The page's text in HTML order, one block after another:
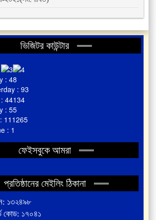
ভিজিটর কাউন্টার
: 48
: 93
44134
: 55
111265
: 1
ফেইসবুকে আমরা
প্রতিষ্ঠানের মেইলিং ঠিকানা
১৩২৪৯৮
কোড: ১৭০৪১